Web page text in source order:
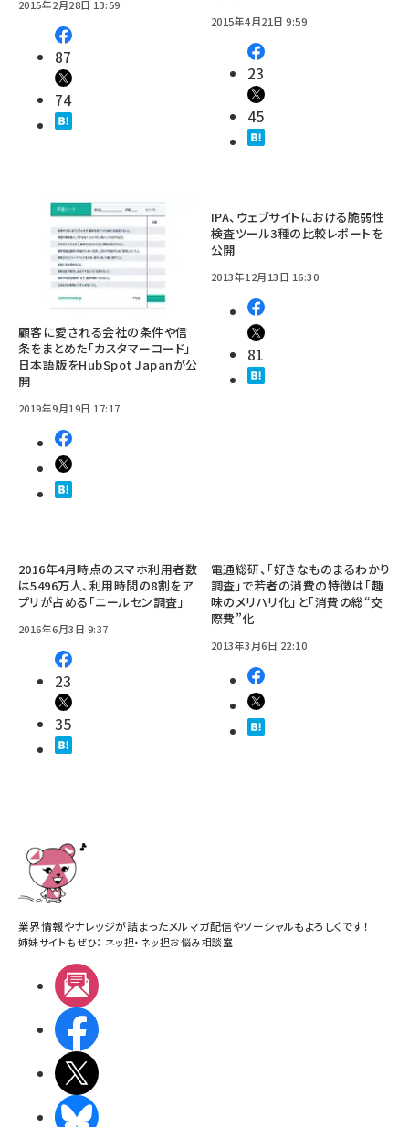
2015年2月28日 13:59
87
74
2015年4月21日 9:59
23
45
顧客に愛される会社の条件や信
条をまとめた「カスタマーコード」
日本語版をHubSpot Japanが公
開
2019年9月19日 17:17
IPA、ウェブサイトにおける脆弱性
検査ツール3種の比較レポートを
公開
2013年12月13日 16:30
81
2016年4月時点のスマホ利用者数
は5496万人、利用時間の8割をア
プリが占める「ニールセン調査」
2016年6月3日 9:37
23
35
電通総研、「好きなものまるわかり
調査」で若者の消費の特徴は「趣
味のメリハリ化」と「消費の総“交
際費”化
2013年3月6日 22:10
業界情報やナレッジが詰まったメルマガ配信やソーシャルもよろしくです！
姉妹サイトもぜひ： ネッ担・ ネッ担お悩み相談室